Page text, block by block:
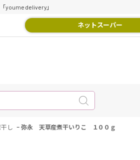
youme delivery」
ネットスーパー
し -弥永 天草産煮干いりこ １００ｇ